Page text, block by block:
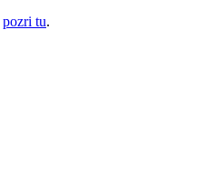
pozri tu.